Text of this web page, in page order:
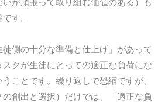
が頑張って取り組む価値のある）も
す。
側の十分な準備と仕上げ」があって
クが生徒にとっての適正な負荷にな
ことです。繰り返しで恐縮ですが、
創出と選択）だけでは、「適正な負